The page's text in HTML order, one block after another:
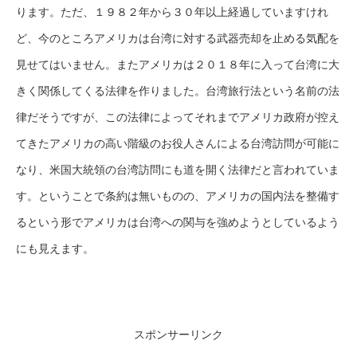
ります。ただ、１９８２年から３０年以上経過していますけれ
ど、今のところアメリカは台湾に対する武器売却を止める気配を
見せてはいません。またアメリカは２０１８年に入って台湾に大
きく関係してくる法律を作りました。台湾旅行法という名前の法
律だそうですが、この法律によってそれまでアメリカ政府が控え
てきたアメリカの高い階級のお役人さんによる台湾訪問が可能に
なり、米国大統領の台湾訪問にも道を開く法律だと言われていま
す。ということで条約は無いものの、アメリカの国内法を整備す
るという形でアメリカは台湾への関与を強めようとしているよう
にも見えます。
スポンサーリンク